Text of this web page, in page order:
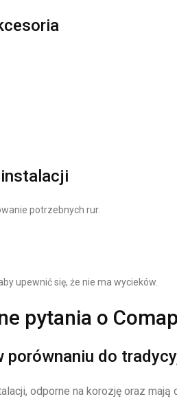
potrzebnych rur.
upewnić się, że nie ma wycieków.
pytania o
porównaniu do
odporne na korozję oraz